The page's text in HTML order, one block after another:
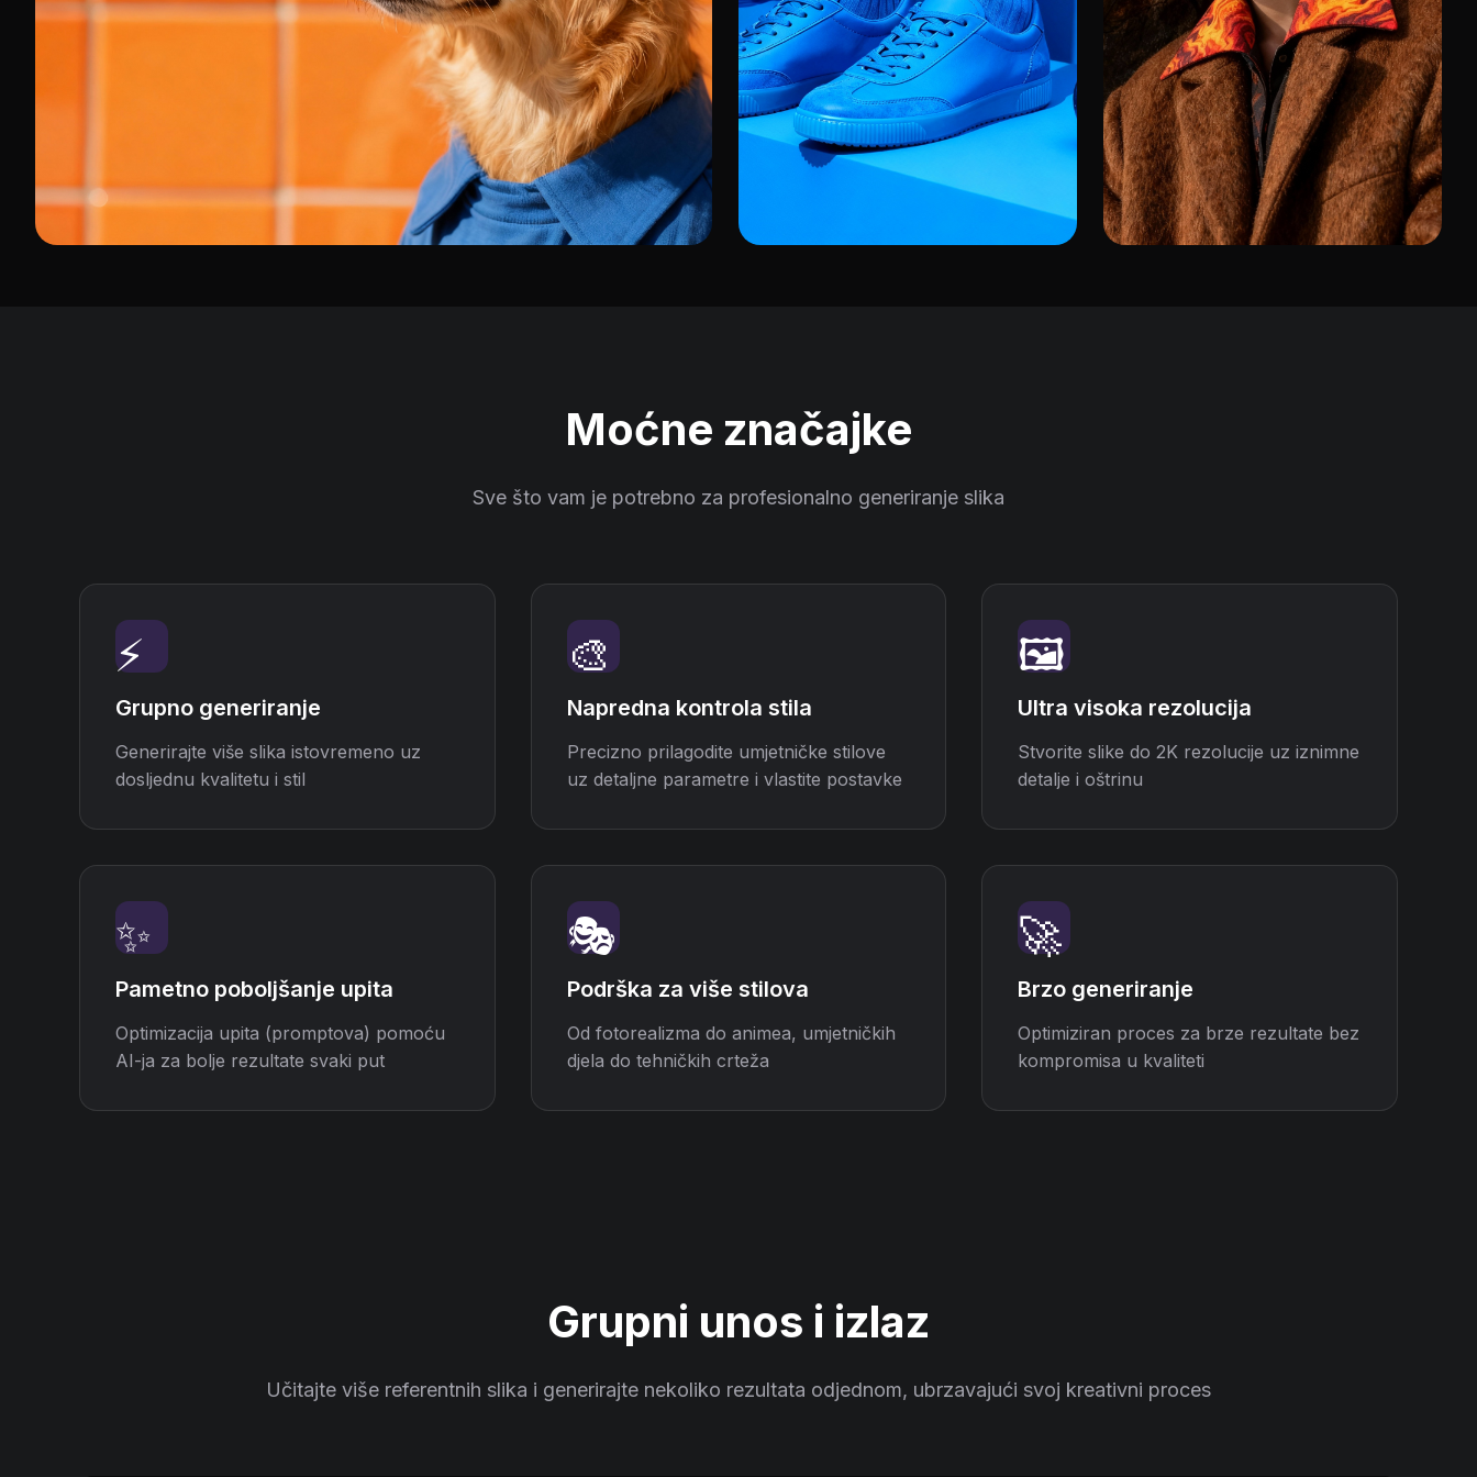
Moćne značajke
Sve što vam je potrebno za profesionalno generiranje slika
⚡
Grupno generiranje
Generirajte više slika istovremeno uz
dosljednu kvalitetu i stil
🎨
Napredna kontrola stila
Precizno prilagodite umjetničke stilove
uz detaljne parametre i vlastite postavke
🖼️
Ultra visoka rezolucija
Stvorite slike do 2K rezolucije uz iznimne
detalje i oštrinu
✨
Pametno poboljšanje upita
Optimizacija upita (promptova) pomoću
AI-ja za bolje rezultate svaki put
🎭
Podrška za više stilova
Od fotorealizma do animea, umjetničkih
djela do tehničkih crteža
🚀
Brzo generiranje
Optimiziran proces za brze rezultate bez
kompromisa u kvaliteti
Grupni unos i izlaz
Učitajte više referentnih slika i generirajte nekoliko rezultata odjednom, ubrzavajući svoj kreativni proces